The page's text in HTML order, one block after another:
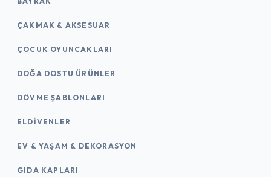
ÇAKMAK & AKSESUAR
ÇOCUK OYUNCAKLARI
DOĞA DOSTU ÜRÜNLER
DÖVME ŞABLONLARI
ELDIVENLER
EV & YAŞAM & DEKORASYON
GIDA KAPLARI